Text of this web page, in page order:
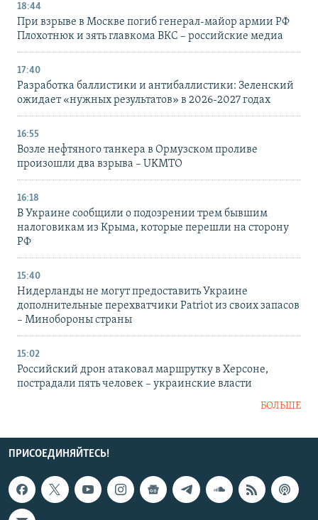
18:44
При взрыве в Москве погиб генерал-майор армии РФ
Плохотнюк и зять главкома ВКС – российские медиа
17:40
Разработка баллистики и антибаллистики: Зеленский
ожидает «нужных результатов» в 2026-2027 годах
16:55
Возле нефтяного танкера в Ормузском проливе
произошли два взрыва – UKMTO
16:18
В Украине сообщили о подозрении трем бывшим
налоговикам из Крыма, которые перешли на сторону
РФ
15:40
Нидерланды не могут предоставить Украине
дополнительные перехватчики Patriot из своих запасов
– Минобороны страны
15:02
Российский дрон атаковал маршрутку в Херсоне,
пострадали пять человек – украинские власти
БОЛЬШЕ
ПРИСОЕДИНЯЙТЕСЬ!